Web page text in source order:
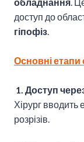
обладнання.
доступ до
гіпофіз.
Основні етапи
1. Доступ
Хірург вводить
розрізів.